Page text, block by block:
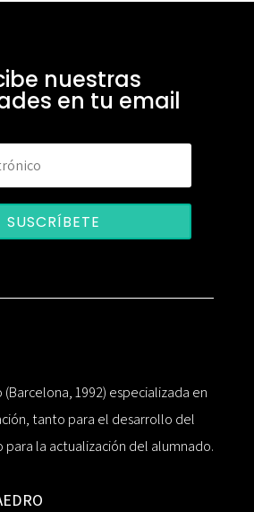
nuestras
en tu email
SUSCRÍBETE
1992) especializada en
tanto para el desarrollo del
la actualización del alumnado.